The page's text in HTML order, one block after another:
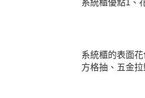
系統櫃優點1、
系統櫃的表面
方格抽、五金拉